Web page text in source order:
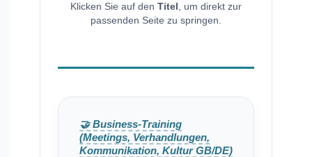
Klicken Sie auf den Titel , um direkt zur
passenden Seite zu springen.
🤝 Business-Training
(Meetings, Verhandlungen,
Kommunikation, Kultur GB/DE)